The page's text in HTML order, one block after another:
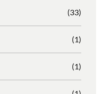
(33)
(1)
(1)